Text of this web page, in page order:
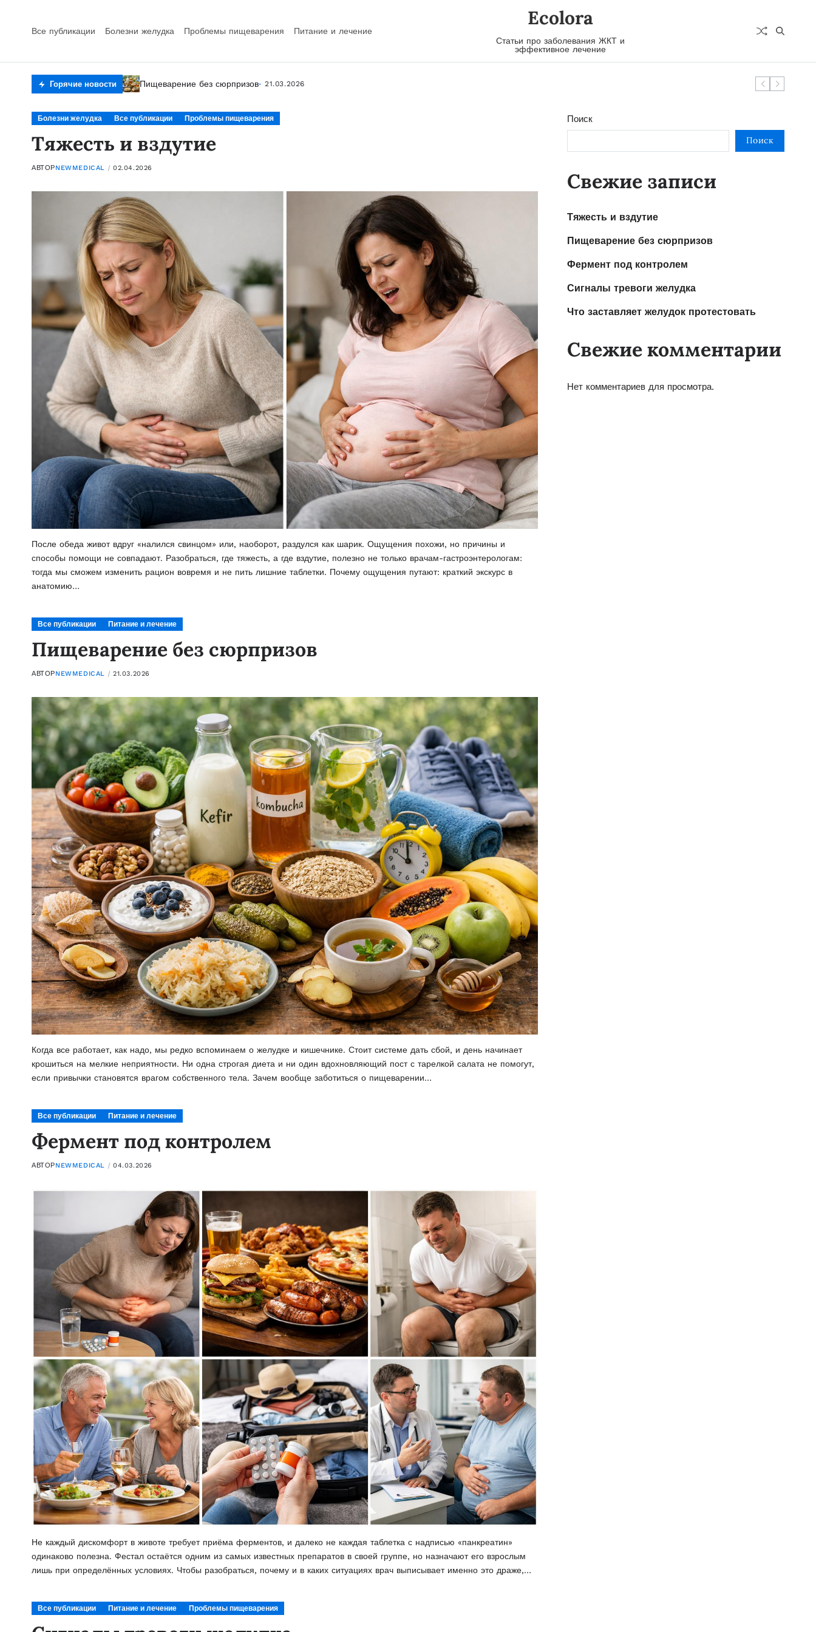
Все публикации Болезни желудка Проблемы пищеварения Питание и лечение
Ecolora
Статьи про заболевания ЖКТ и
эффективное лечение
Горячие новости Фермент под контролем 04.03.2026
Сигналы тревоги желудка 20.02.2026
Тяжесть и вздутие 02.04.2026
Пищеварение без сюрпризов 21.03.2026
Болезни желудка Все публикации Проблемы пищеварения
Тяжесть и вздутие
АВТОРNEWMEDICAL 02.04.2026
После обеда живот вдруг «налился свинцом» или, наоборот, раздулся как шарик. Ощущения похожи, но причины и
способы помощи не совпадают. Разобраться, где тяжесть, а где вздутие, полезно не только врачам-гастроэнтерологам:
тогда мы сможем изменить рацион вовремя и не пить лишние таблетки. Почему ощущения путают: краткий экскурс в
анатомию…
Все публикации Питание и лечение
Пищеварение без сюрпризов
АВТОРNEWMEDICAL 21.03.2026
Когда все работает, как надо, мы редко вспоминаем о желудке и кишечнике. Стоит системе дать сбой, и день начинает
крошиться на мелкие неприятности. Ни одна строгая диета и ни один вдохновляющий пост с тарелкой салата не помогут,
если привычки становятся врагом собственного тела. Зачем вообще заботиться о пищеварении…
Все публикации Питание и лечение
Фермент под контролем
АВТОРNEWMEDICAL 04.03.2026
Не каждый дискомфорт в животе требует приёма ферментов, и далеко не каждая таблетка с надписью «панкреатин»
одинаково полезна. Фестал остаётся одним из самых известных препаратов в своей группе, но назначают его взрослым
лишь при определённых условиях. Чтобы разобраться, почему и в каких ситуациях врач выписывает именно это драже,…
Все публикации Питание и лечение Проблемы пищеварения
Поиск
Поиск
Свежие записи
Тяжесть и вздутие
Пищеварение без сюрпризов
Фермент под контролем
Сигналы тревоги желудка
Что заставляет желудок протестовать
Свежие комментарии
Нет комментариев для просмотра.